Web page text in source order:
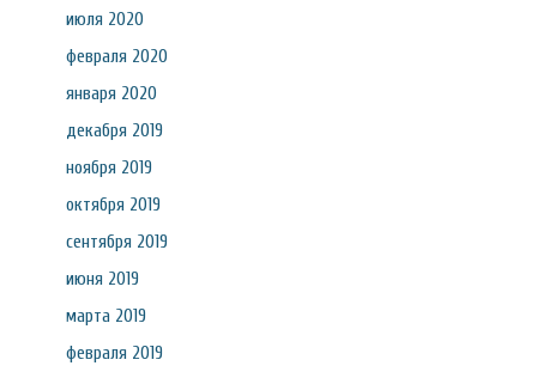
июля 2020
февраля 2020
января 2020
декабря 2019
ноября 2019
октября 2019
сентября 2019
июня 2019
марта 2019
февраля 2019